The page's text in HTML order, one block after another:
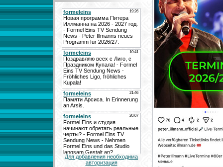
Для добавления необходима
авторизация